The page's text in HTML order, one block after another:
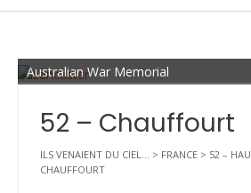
Australian War Memorial
52 – Chauffourt
ILS VENAIENT DU CIEL... > FRANCE > 52 –
CHAUFFOURT